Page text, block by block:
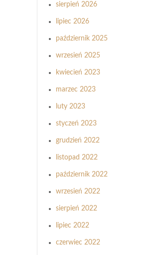
sierpień 2026
lipiec 2026
październik 2025
wrzesień 2025
kwiecień 2023
marzec 2023
luty 2023
styczeń 2023
grudzień 2022
listopad 2022
październik 2022
wrzesień 2022
sierpień 2022
lipiec 2022
czerwiec 2022